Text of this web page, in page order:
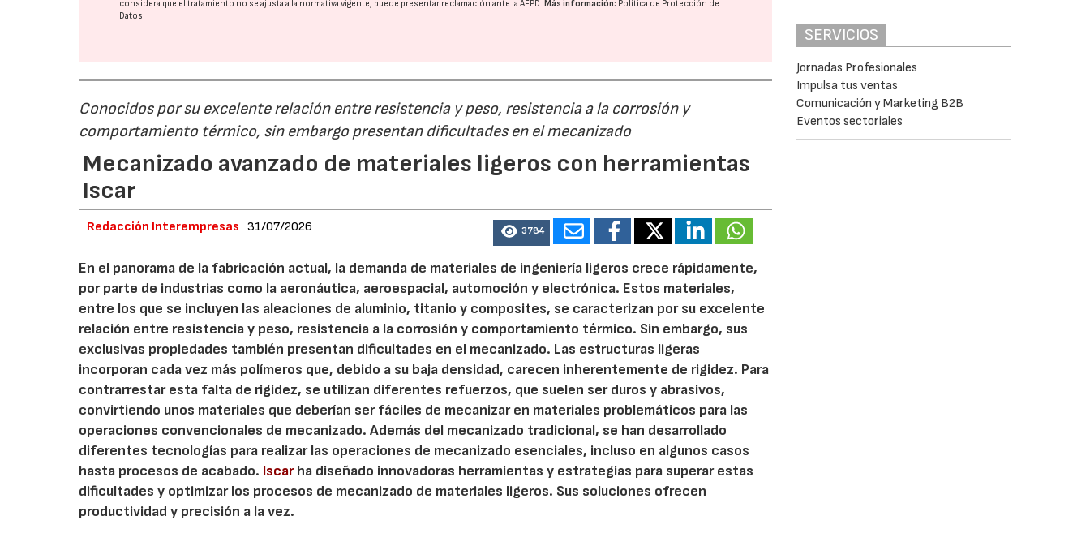
considera que el tratamiento no se ajusta a la normativa vigente, puede presentar reclamación ante laAEPD. Más información: Política de Protección de
Datos
Conocidos por su excelente relación entre resistencia y peso, resistencia a la corrosión y
comportamiento térmico, sin embargo presentan dificultades en el mecanizado
Mecanizado avanzado de materiales ligeros con herramientas
Iscar
Redacción Interempresas 31/07/2026 3784
En el panorama de la fabricación actual, la demanda de materiales de ingeniería ligeros crece rápidamente,
por parte de industrias como la aeronáutica, aeroespacial, automoción y electrónica. Estos materiales,
entre los que se incluyen las aleaciones de aluminio, titanio y composites, se caracterizan por su excelente
relación entre resistencia y peso, resistencia a la corrosión y comportamiento térmico. Sin embargo, sus
exclusivas propiedades también presentan dificultades en el mecanizado. Las estructuras ligeras
incorporan cada vez más polímeros que, debido a su baja densidad, carecen inherentemente de rigidez. Para
contrarrestar esta falta de rigidez, se utilizan diferentes refuerzos, que suelen ser duros y abrasivos,
convirtiendo unos materiales que deberían ser fáciles de mecanizar en materiales problemáticos para las
operaciones convencionales de mecanizado. Además del mecanizado tradicional, se han desarrollado
diferentes tecnologías para realizar las operaciones de mecanizado esenciales, incluso en algunos casos
hasta procesos de acabado. Iscarha diseñado innovadoras herramientas y estrategias para superar estas
dificultades y optimizar los procesos de mecanizado de materiales ligeros. Sus soluciones ofrecen
productividad y precisión a la vez.
SERVICIOS
Jornadas Profesionales
Impulsa tus ventas
Comunicación y Marketing B2B
Eventos sectoriales